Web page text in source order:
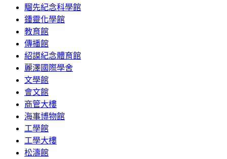
騮先紀念科學館
鍾靈化學館
教育館
傳播館
紹謨紀念體育館
麗澤國際學舍
文學館
會文館
商管大樓
海事博物館
工學館
工學大樓
松濤館